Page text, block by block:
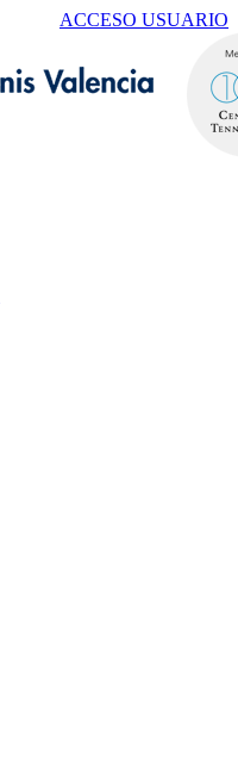
ACCESO USUARIO